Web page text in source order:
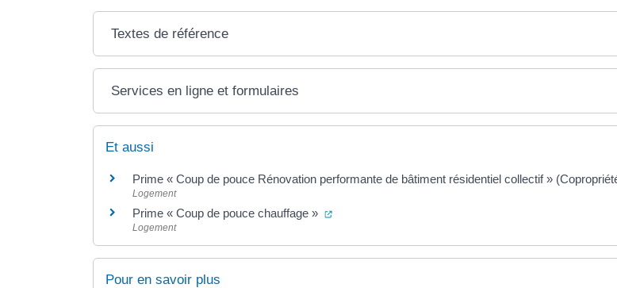
Textes de référence
Services en ligne et formulaires
Et aussi
Prime « Coup de pouce Rénovation performante de bâtiment résidentiel collectif »
Logement
Prime « Coup de pouce chauffage » (ouverture dans un nouvel onglet)
Logement
Pour en savoir plus